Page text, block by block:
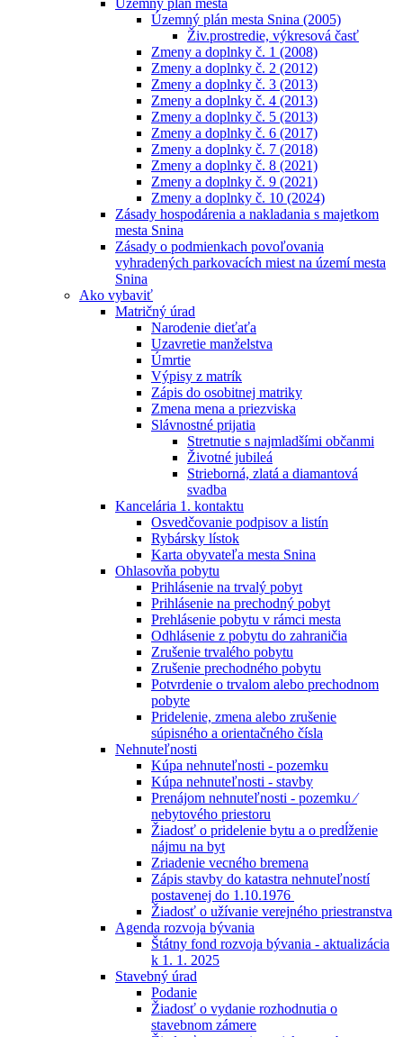
Územný plán mesta
Územný plán mesta Snina (2005)
Živ.prostredie, výkresová časť
Zmeny a doplnky č. 1 (2008)
Zmeny a doplnky č. 2 (2012)
Zmeny a doplnky č. 3 (2013)
Zmeny a doplnky č. 4 (2013)
Zmeny a doplnky č. 5 (2013)
Zmeny a doplnky č. 6 (2017)
Zmeny a doplnky č. 7 (2018)
Zmeny a doplnky č. 8 (2021)
Zmeny a doplnky č. 9 (2021)
Zmeny a doplnky č. 10 (2024)
Zásady hospodárenia a nakladania s majetkom
mesta Snina
Zásady o podmienkach povoľovania
vyhradených parkovacích miest na území mesta
Snina
Ako vybaviť
Matričný úrad
Narodenie dieťaťa
Uzavretie manželstva
Úmrtie
Výpisy z matrík
Zápis do osobitnej matriky
Zmena mena a priezviska
Slávnostné prijatia
Stretnutie s najmladšími občanmi
Životné jubileá
Strieborná, zlatá a diamantová
svadba
Kancelária 1. kontaktu
Osvedčovanie podpisov a listín
Rybársky lístok
Karta obyvateľa mesta Snina
Ohlasovňa pobytu
Prihlásenie na trvalý pobyt
Prihlásenie na prechodný pobyt
Prehlásenie pobytu v rámci mesta
Odhlásenie z pobytu do zahraničia
Zrušenie trvalého pobytu
Zrušenie prechodného pobytu
Potvrdenie o trvalom alebo prechodnom
pobyte
Pridelenie, zmena alebo zrušenie
súpisného a orientačného čísla
Nehnuteľnosti
Kúpa nehnuteľnosti - pozemku
Kúpa nehnuteľnosti - stavby
Prenájom nehnuteľnosti - pozemku ⁄
nebytového priestoru
Žiadosť o pridelenie bytu a o predĺženie
nájmu na byt
Zriadenie vecného bremena
Zápis stavby do katastra nehnuteľností
postavenej do 1.10.1976
Žiadosť o užívanie verejného priestranstva
Agenda rozvoja bývania
Štátny fond rozvoja bývania - aktualizácia
k 1. 1. 2025
Stavebný úrad
Podanie
Žiadosť o vydanie rozhodnutia o
stavebnom zámere